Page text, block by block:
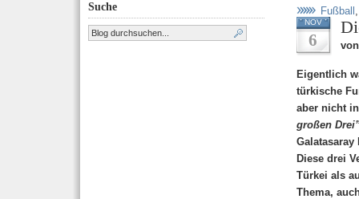
Suche Fußball
NOV
6
Eigentlich
türkische
aber nicht
großen
Diese drei
Türkei als
Thema,